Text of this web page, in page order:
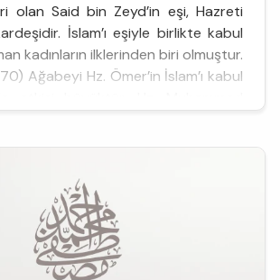
olan Said bin Zeyd’in eşi, Hazreti
İslam’ı eşiyle birlikte kabul
kadınların ilklerinden biri olmuştur.
Ağabeyi Hz. Ömer’in İslam’ı kabul